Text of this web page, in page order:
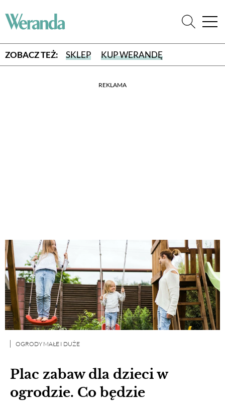
ZOBACZ TEŻ: SKLEP KUP WERANDĘ
REKLAMA
Plac zabaw dla dzieci w
ogrodzie. Co będzie
OGRODY MAŁE I DUŻE